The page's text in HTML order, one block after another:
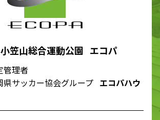
笠山総合運動公園 エコパ
管理者
県サッカー協会グループ エコパハウ